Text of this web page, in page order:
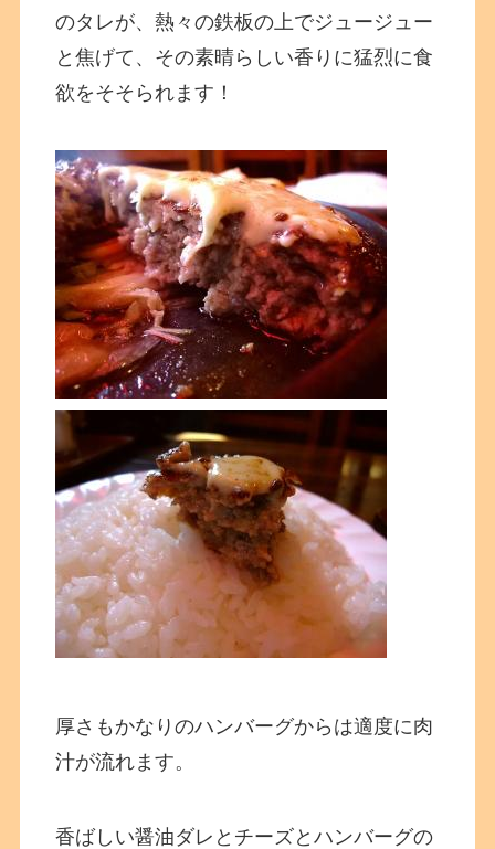
のタレが、熱々の鉄板の上でジュージュー
と焦げて、その素晴らしい香りに猛烈に食
欲をそそられます！
厚さもかなりのハンバーグからは適度に肉
汁が流れます。
香ばしい醤油ダレとチーズとハンバーグの